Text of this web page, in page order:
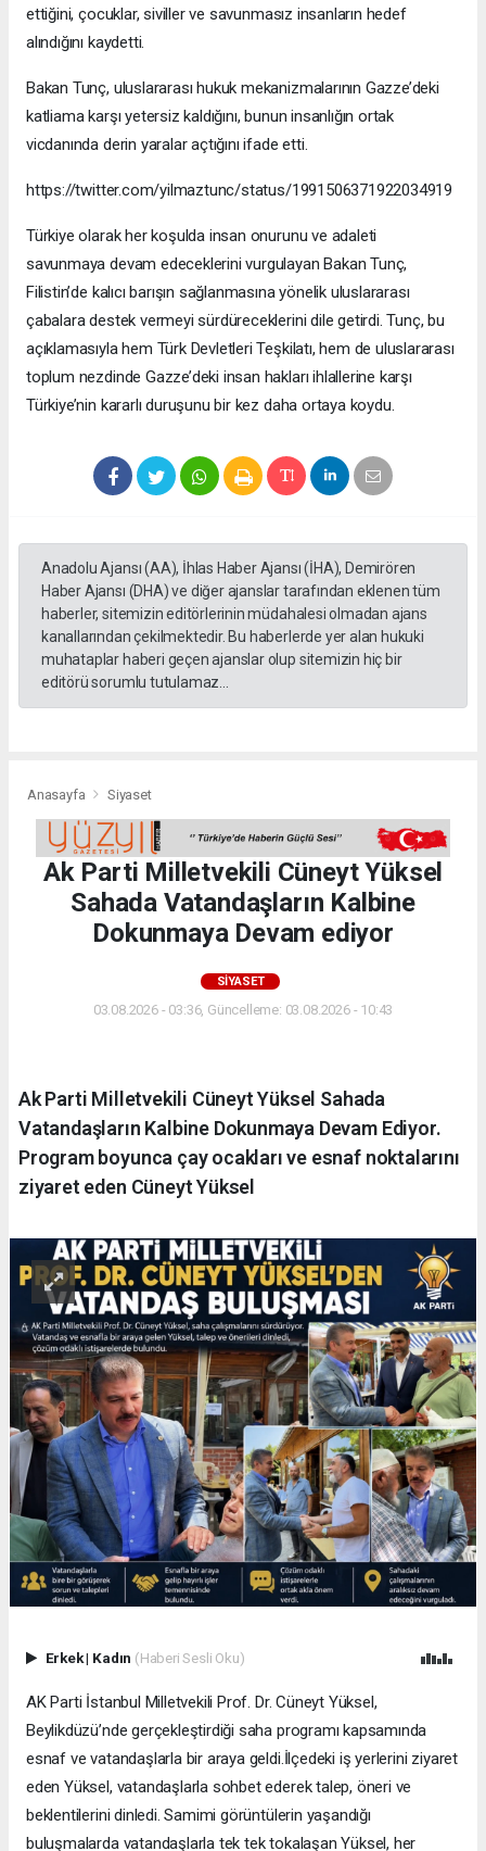
ettiğini, çocuklar, siviller ve savunmasız insanların hedef
alındığını kaydetti.
Bakan Tunç, uluslararası hukuk mekanizmalarının Gazze’deki
katliama karşı yetersiz kaldığını, bunun insanlığın ortak
vicdanında derin yaralar açtığını ifade etti.
https://twitter.com/yilmaztunc/status/1991506371922034919
Türkiye olarak her koşulda insan onurunu ve adaleti
savunmaya devam edeceklerini vurgulayan Bakan Tunç,
Filistin’de kalıcı barışın sağlanmasına yönelik uluslararası
çabalara destek vermeyi sürdüreceklerini dile getirdi. Tunç, bu
açıklamasıyla hem Türk Devletleri Teşkilatı, hem de uluslararası
toplum nezdinde Gazze’deki insan hakları ihlallerine karşı
Türkiye’nin kararlı duruşunu bir kez daha ortaya koydu.
Anadolu Ajansı (AA), İhlas Haber Ajansı (İHA), Demirören
Haber Ajansı (DHA) ve diğer ajanslar tarafından eklenen tüm
haberler, sitemizin editörlerinin müdahalesi olmadan ajans
kanallarından çekilmektedir. Bu haberlerde yer alan hukuki
muhataplar haberi geçen ajanslar olup sitemizin hiç bir
editörü sorumlu tutulamaz...
Anasayfa Siyaset
Ak Parti Milletvekili Cüneyt Yüksel
Sahada Vatandaşların Kalbine
Dokunmaya Devam ediyor
SIYASET
03.08.2026 - 03:36, Güncelleme: 03.08.2026 - 10:43
Ak Parti Milletvekili Cüneyt Yüksel Sahada
Vatandaşların Kalbine Dokunmaya Devam Ediyor.
Program boyunca çay ocakları ve esnaf noktalarını
ziyaret eden Cüneyt Yüksel
Erkek| Kadın (Haberi Sesli Oku)
AK Parti İstanbul Milletvekili Prof. Dr. Cüneyt Yüksel,
Beylikdüzü’nde gerçekleştirdiği saha programı kapsamında
esnaf ve vatandaşlarla bir araya geldi.İlçedeki iş yerlerini ziyaret
eden Yüksel, vatandaşlarla sohbet ederek talep, öneri ve
beklentilerini dinledi. Samimi görüntülerin yaşandığı
buluşmalarda vatandaşlarla tek tek tokalaşan Yüksel, her